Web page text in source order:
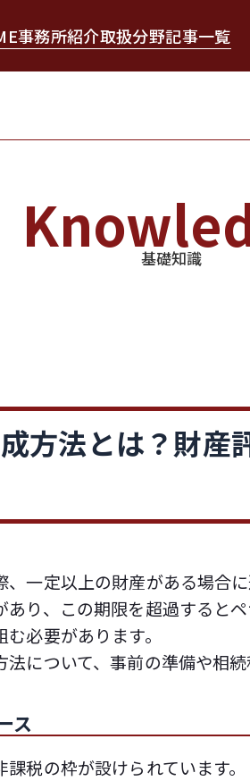
事務所紹介取扱分野記事一覧
基礎知識
方法とは？財産
一定以上の財産がある場合
り、この期限を超過すると
必要があります。
について、事前の準備や相
ス
税の枠が設けられています。